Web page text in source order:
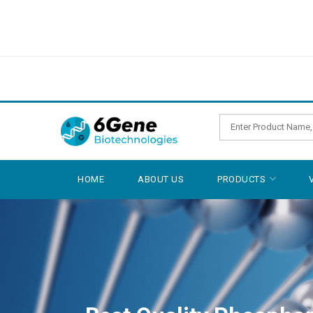
HOME ABOUT US PRODUCTS